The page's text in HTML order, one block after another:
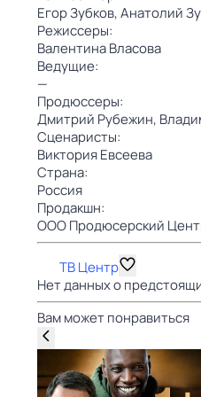
Егор Зубков,Анатолий
Режиссеры:
Валентина Власова
Ведущие:
—
Продюссеры:
Дмитрий Рубежин,
Сценаристы:
Виктория Евсеева
Страна:
Россия
Продакшн:
ООО Продюсерский
ТВ Центр
Нет данных о
Вам может понравиться